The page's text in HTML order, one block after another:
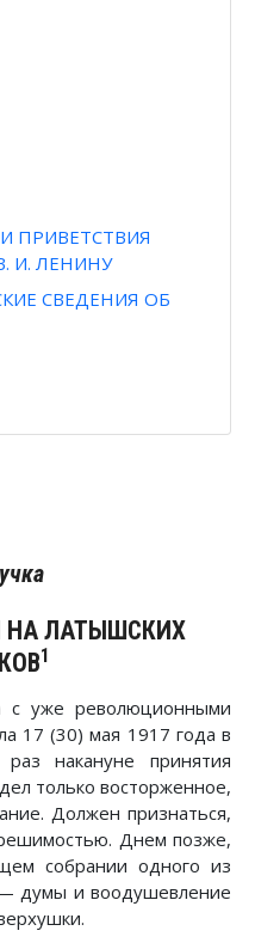
ПРИВЕТСТВИЯ
И. ЛЕНИНУ
СВЕДЕНИЯ ОБ
НА ЛАТЫШСКИХ
1
с уже революционными
17 (30) мая 1917 года в
накануне принятия
только восторженное,
Должен признаться,
Днем позже,
собрании одного из
думы и воодушевление